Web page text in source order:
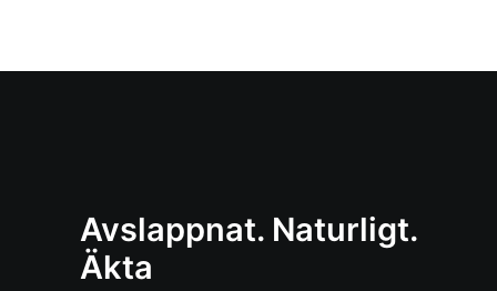
Avslappnat. Naturligt.
Äkta